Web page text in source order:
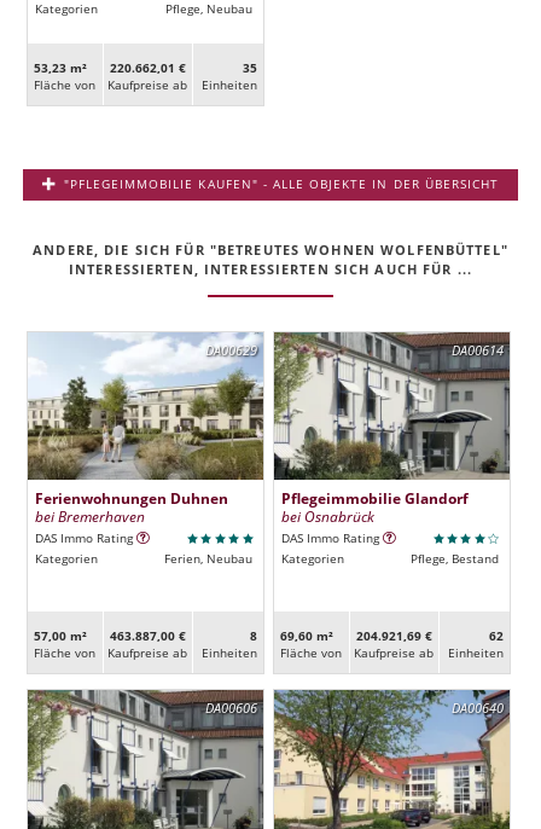
Kategorien
Pflege, Neubau
53,23 m²
Fläche von
220.662,01 €
Kaufpreise ab
35
Ein­heiten
"PFLEGEIMMOBILIE KAUFEN" - ALLE OBJEKTE IN DER ÜBERSICHT
ANDERE, DIE SICH FÜR "BETREUTES WOHNEN WOLFENBÜTTEL"
INTERESSIERTEN, INTERESSIERTEN SICH AUCH FÜR ...
DA00629
Ferienwohnungen Duhnen
bei Bremerhaven
DAS Immo Rating
Kategorien
Ferien, Neubau
57,00 m²
Fläche von
463.887,00 €
Kaufpreise ab
8
Ein­heiten
DA00614
Pflegeimmobilie Glandorf
bei Osnabrück
DAS Immo Rating
Kategorien
Pflege, Bestand
69,60 m²
Fläche von
204.921,69 €
Kaufpreise ab
62
Ein­heiten
DA00606 DA00640